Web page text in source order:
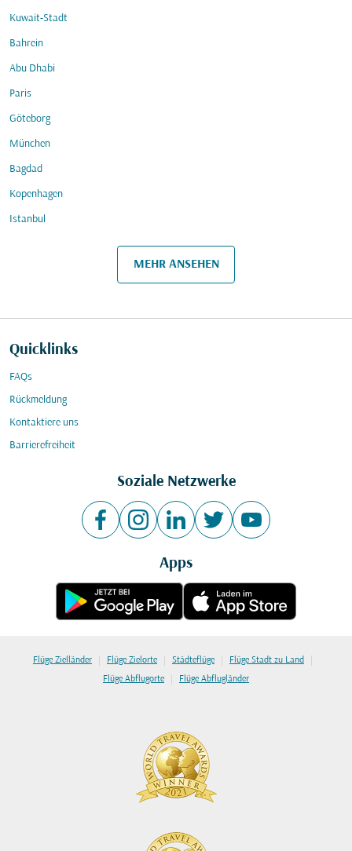
Kuwait-Stadt
Bahrein
Abu Dhabi
Paris
Göteborg
München
Bagdad
Kopenhagen
Istanbul
MEHR ANSEHEN
Quicklinks
FAQs
Rückmeldung
Kontaktiere uns
Barrierefreiheit
Soziale Netzwerke
Apps
Flüge Zielländer | Flüge Zielorte | Städteflüge | Flüge Stadt zu Land |
Flüge Abflugorte | Flüge Abflugländer